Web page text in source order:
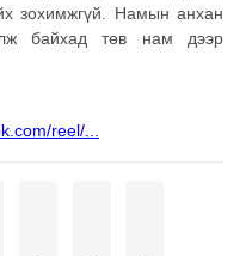
зохимжгүй. Намын анхан
байхад төв нам дээр
reel/...